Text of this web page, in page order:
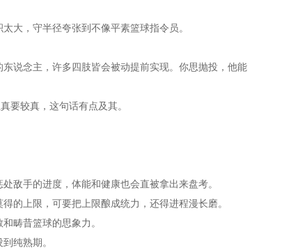
大，守半径夸张到不像平素篮球指令员。
说念主，许多四肢皆会被动提前实现。你思抛投，他能
要较真，这句话有点及其。
敌手的进度，体能和健康也会直被拿出来盘考。
的上限，可要把上限酿成统力，还得进程漫长磨。
畴昔篮球的思象力。
纯熟期。